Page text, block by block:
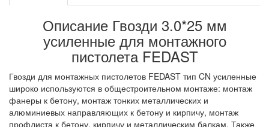
Описание Гвозди 3.0*25 мм
усиленные для монтажного
пистолета FEDAST
Гвозди для монтажных пистолетов FEDAST тип CN усиленные
широко используются в общестроительном монтаже: монтаж
фанеры к бетону, монтаж тонких металлических и
алюминиевых направляющих к бетону и кирпичу, монтаж
профлиста к бетону, кирпичу и металлическим балкам. Также